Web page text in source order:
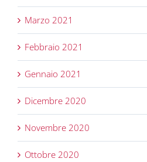
Marzo 2021
Febbraio 2021
Gennaio 2021
Dicembre 2020
Novembre 2020
Ottobre 2020